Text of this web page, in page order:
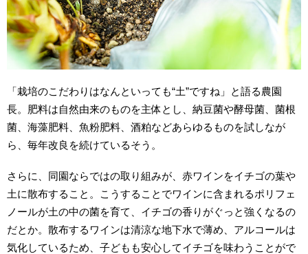
「栽培のこだわりはなんといっても“土”ですね」と語る農園
長。肥料は自然由来のものを主体とし、納豆菌や酵母菌、菌根
菌、海藻肥料、魚粉肥料、酒粕などあらゆるものを試しなが
ら、毎年改良を続けているそう。
さらに、同園ならではの取り組みが、赤ワインをイチゴの葉や
土に散布すること。こうすることでワインに含まれるポリフェ
ノールが土の中の菌を育て、イチゴの香りがぐっと強くなるの
だとか。散布するワインは清涼な地下水で薄め、アルコールは
気化しているため、子どもも安心してイチゴを味わうことがで